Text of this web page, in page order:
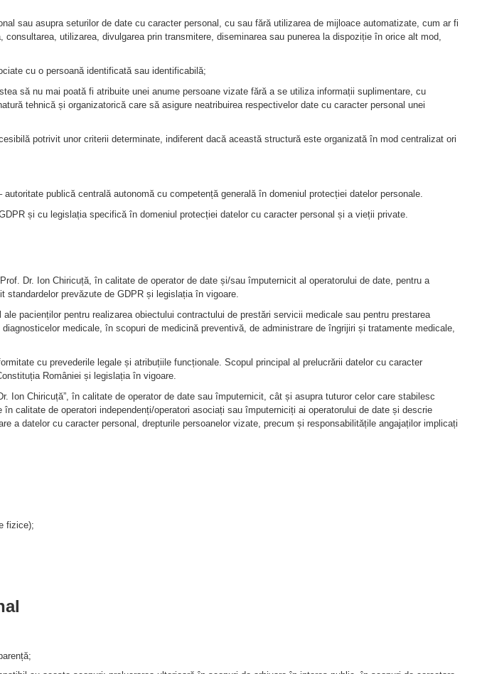
sau asupra seturilor de date cu caracter personal, cu sau fără utilizarea de mijloace automatizate, cum ar fi
utilizarea, divulgarea prin transmitere, diseminarea sau punerea la dispoziție în orice alt mod,
cu o persoană identificată sau identificabilă;
să nu mai poată fi atribuite unei anume persoane vizate fără a se utiliza informații suplimentare, cu
tehnică și organizatorică care să asigure neatribuirea respectivelor date cu caracter personal unei
potrivit unor criterii determinate, indiferent dacă această structură este organizată în mod centralizat ori
autoritate publică centrală autonomă cu competență generală în domeniul protecției datelor personale.
și cu legislația specifică în domeniul protecției datelor cu caracter personal și a vieții private.
Dr. Ion Chiricuță, în calitate de operator de date și/sau împuternicit al operatorului de date, pentru a
standardelor prevăzute de GDPR și legislația în vigoare.
pacienților pentru realizarea obiectului contractului de prestări servicii medicale sau pentru prestarea
medicale, în scopuri de medicină preventivă, de administrare de îngrijiri și tratamente medicale,
cu prevederile legale și atribuțiile funcționale. Scopul principal al prelucrării datelor cu caracter
României și legislația în vigoare.
Ion Chiricuță”, în calitate de operator de date sau împuternicit, cât și asupra tuturor celor care stabilesc
calitate de operatori independenți/operatori asociați sau împuterniciți ai operatorului de date și descrie
a datelor cu caracter personal, drepturile persoanelor vizate, precum și responsabilitățile angajaților implicați
fizice);